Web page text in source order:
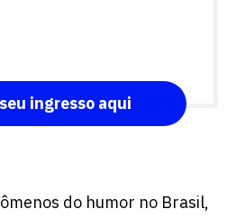
do humor no Brasil,
ingresso aqui